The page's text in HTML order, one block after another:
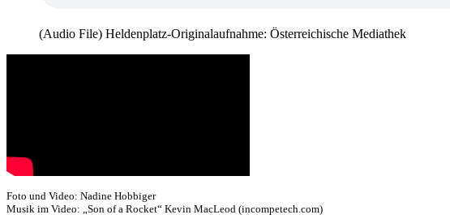
(Audio File) Heldenplatz-Originalaufnahme: Österreichische Mediathek
Foto und Video: Nadine Hobbiger
Musik im Video: „Son of a Rocket“ Kevin MacLeod (incompetech.com)